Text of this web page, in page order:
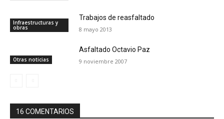
Infraestructuras y
obras
Trabajos de reasfaltado
8 mayo 2013
Otras noticias
Asfaltado Octavio Paz
9 noviembre 2007
16 COMENTARIOS